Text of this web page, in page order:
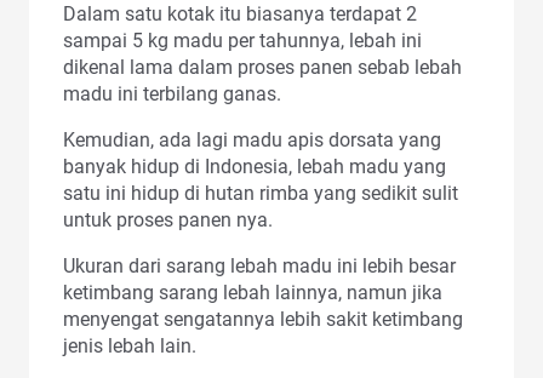
Dalam satu kotak itu biasanya terdapat 2
sampai 5 kg madu per tahunnya, lebah ini
dikenal lama dalam proses panen sebab lebah
madu ini terbilang ganas.
Kemudian, ada lagi madu apis dorsata yang
banyak hidup di Indonesia, lebah madu yang
satu ini hidup di hutan rimba yang sedikit sulit
untuk proses panen nya.
Ukuran dari sarang lebah madu ini lebih besar
ketimbang sarang lebah lainnya, namun jika
menyengat sengatannya lebih sakit ketimbang
jenis lebah lain.